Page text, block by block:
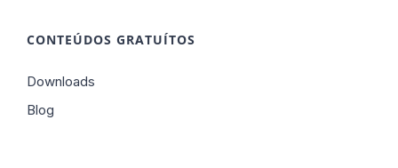
CONTEÚDOS GRATUÍTOS
Downloads
Blog